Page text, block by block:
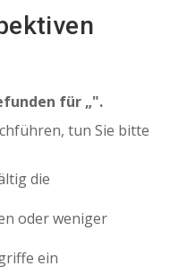
für „".
tun Sie bitte
die
oder weniger
ein